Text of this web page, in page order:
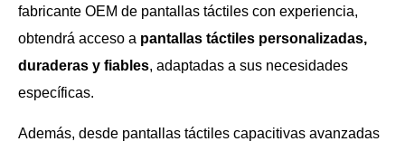
fabricante OEM de pantallas táctiles con experiencia,
obtendrá acceso a pantallas táctiles personalizadas,
duraderas y fiables, adaptadas a sus necesidades
específicas.
Además, desde pantallas táctiles capacitivas avanzadas